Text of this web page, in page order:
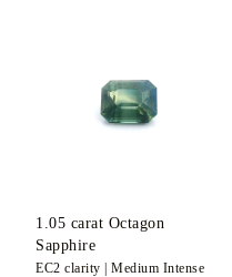
1.05 carat Octagon
Sapphire
EC2 clarity | Medium Intense